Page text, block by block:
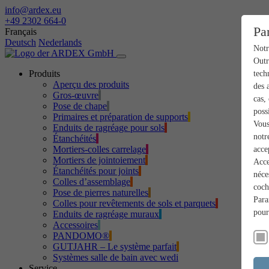
info@ardex.eu
+49 2302 664-0
Français
Deutsch Nederlands
Produits
Aperçu des produits
Gros-œuvre
Pose de chape
Primaires et préparation de supports
Enduits de ragréage pour sols
Étanchéités
Mortiers-colles carrelage
Mortiers de jointoiement
Étanchéités pour joints
Colles d’assemblage
Pose de pierres naturelles
Colles pour revêtements de sols et parquets
Enduits de ragréage muraux
Accessoires
PANDOMO®
GUTJAHR – Le système parfait
Systèmes salle de bain avec wedi
des
cas,